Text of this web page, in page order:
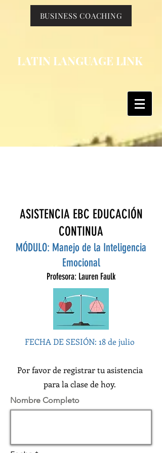
BUSINESS COACHING
LATIN LANGUAGE LINK
ASISTENCIA EBC EDUCACIÓN
CONTINUA
MÓDULO: Manejo de la Inteligencia
Emocional
Profesora: Lauren Faulk
FECHA DE SESIÓN: 18 de julio
Por favor de registrar tu asistencia
para la clase de hoy.
Nombre Completo